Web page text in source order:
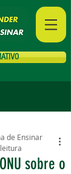
sobre o
de Ensinar